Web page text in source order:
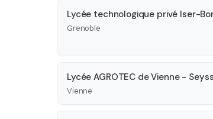
Lycée technologique privé Iser-
Grenoble
Lycée AGROTEC de Vienne -
Vienne